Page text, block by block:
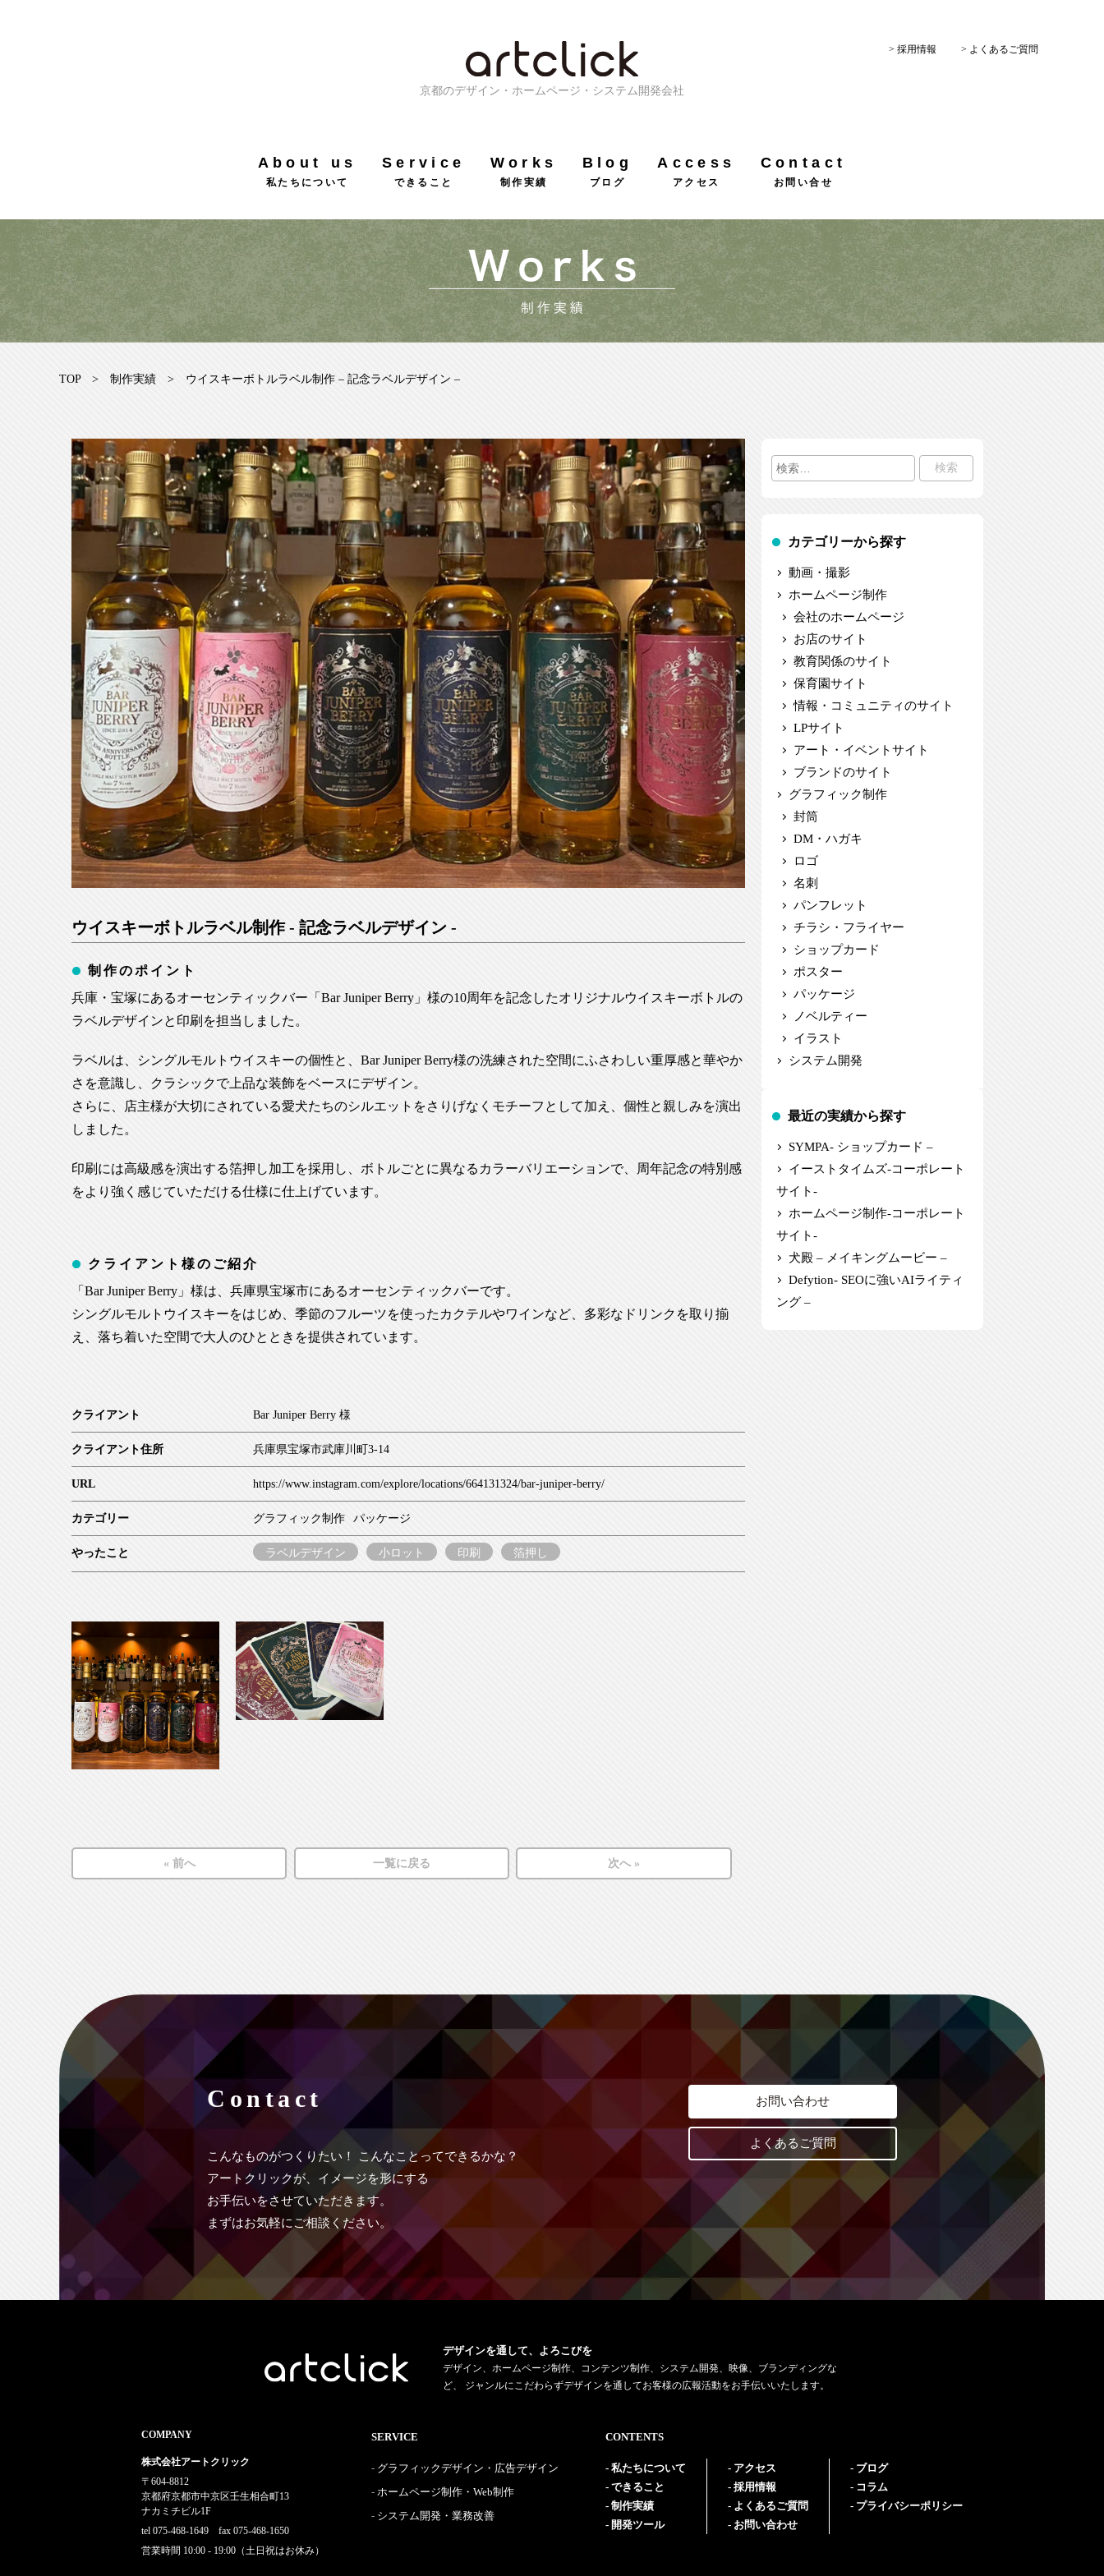
京都のデザイン・ホームページ・システム開発会社
About us
私たちについて
Service
できること
Works
制作実績
Blog
ブログ
Access
アクセス
Contact
お問い合せ
> 採用情報 > よくあるご質問
TOP > 制作実績 > ウイスキーボトルラベル制作 – 記念ラベルデザイン –
ウイスキーボトルラベル制作 - 記念ラベルデザイン -
制作のポイント
兵庫・宝塚にあるオーセンティックバー「Bar Juniper Berry」様の10周年を記念したオリジナルウイスキーボトルの
ラベルデザインと印刷を担当しました。
ラベルは、シングルモルトウイスキーの個性と、Bar Juniper Berry様の洗練された空間にふさわしい重厚感と華やか
さを意識し、クラシックで上品な装飾をベースにデザイン。
さらに、店主様が大切にされている愛犬たちのシルエットをさりげなくモチーフとして加え、個性と親しみを演出
しました。
印刷には高級感を演出する箔押し加工を採用し、ボトルごとに異なるカラーバリエーションで、周年記念の特別感
をより強く感じていただける仕様に仕上げています。
クライアント様のご紹介
「Bar Juniper Berry」様は、兵庫県宝塚市にあるオーセンティックバーです。
シングルモルトウイスキーをはじめ、季節のフルーツを使ったカクテルやワインなど、多彩なドリンクを取り揃
え、落ち着いた空間で大人のひとときを提供されています。
クライアント Bar Juniper Berry 様
クライアント住所 兵庫県宝塚市武庫川町3-14
URL https://www.instagram.com/explore/locations/664131324/bar-juniper-berry/
カテゴリー グラフィック制作 パッケージ
やったこと ラベルデザイン 小ロット 印刷 箔押し
« 前へ 一覧に戻る 次へ »
検
カテゴリーから探す
動画・撮影
ホームページ制作
会社のホームページ
お店のサイト
教育関係のサイト
保育園サイト
情報・コミュニティのサイト
LPサイト
アート・イベントサイト
ブランドのサイト
グラフィック制作
封筒
DM・ハガキ
ロゴ
名刺
パンフレット
チラシ・フライヤー
ショップカード
ポスター
パッケージ
ノベルティー
イラスト
システム開発
最近の実績から探す
SYMPA- ショップカード –
イーストタイムズ-コーポレート
サイト-
ホームページ制作-コーポレート
サイト-
犬殿 – メイキングムービー –
Defytion- SEOに強いAIライティ
ング –
Contact
こんなものがつくりたい！
こんなことってできるかな？
アートクリックが、イメージを形にする
お手伝いをさせていただきます。
まずはお気軽にご相談ください。
お問い合わせ
よくあるご質問
デザインを通して、よろこびを
デザイン、ホームページ制作、コンテンツ制作、システム開発、映像、ブランディングな
ど、 ジャンルにこだわらずデザインを通してお客様の広報活動をお手伝いいたします。
COMPANY
株式会社アートクリック
〒604-8812
京都府京都市中京区壬生相合町13
ナカミチビル1F
tel 075-468-1649 fax 075-468-1650
営業時間 10:00 - 19:00（土日祝はお休み）
SERVICE
グラフィックデザイン・広告デザイン
ホームページ制作・Web制作
システム開発・業務改善
CONTENTS
私たちについて
できること
制作実績
開発ツール
アクセス
採用情報
よくあるご質問
お問い合わせ
ブログ
コラム
プライバシーポリシー